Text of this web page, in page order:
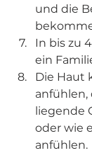
und die
In bis zu
ein
Die Haut
anfühlen,
liegende
oder wie
anfühlen.